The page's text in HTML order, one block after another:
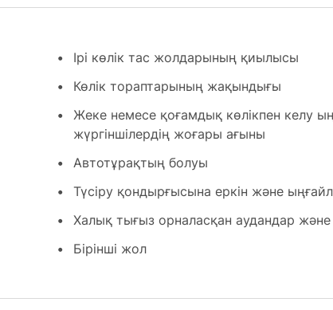
Ірі көлік тас жолдарының қиылысы
Көлік тораптарының жақындығы
Жеке немесе қоғамдық көлікпен келу
жүргіншілердің жоғары ағыны
Автотұрақтың болуы
Түсіру қондырғысына еркін және
Халық тығыз орналасқан аудандар
Бірінші жол